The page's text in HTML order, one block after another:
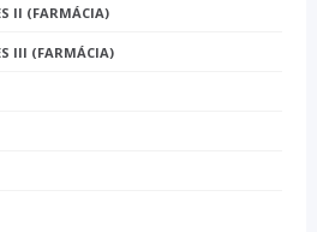
II (FARMÁCIA)
III (FARMÁCIA)